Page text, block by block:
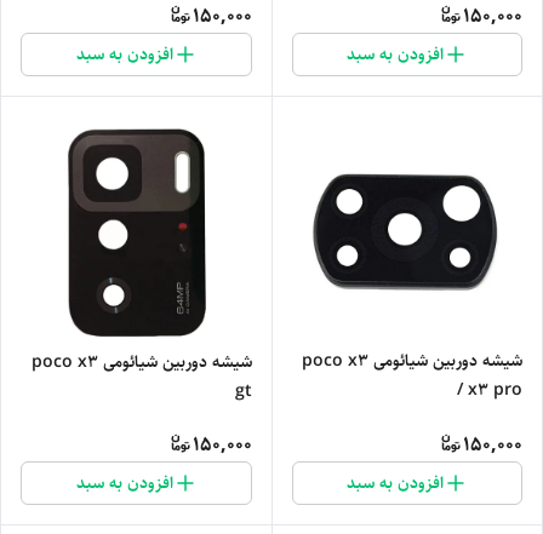
150,000
افزودن به سبد
150,000
افزودن به سبد
شیشه دوربین شیائومی poco x3
/ x3 pro
150,000
افزودن به سبد
شیشه دوربین شیائومی poco x3
gt
150,000
افزودن به سبد